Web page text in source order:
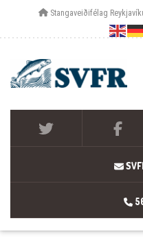
Stangaveiðifélag